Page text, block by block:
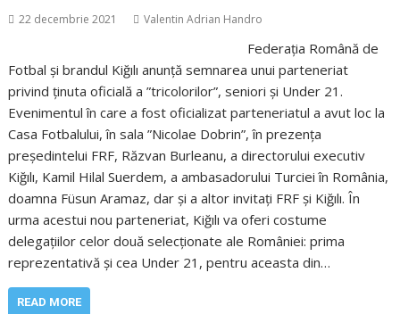
22 decembrie 2021 Valentin Adrian Handro
Federația Română de
Fotbal și brandul Kiğılı anunță semnarea unui parteneriat
privind ținuta oficială a ”tricolorilor”, seniori și Under 21.
Evenimentul în care a fost oficializat parteneriatul a avut loc la
Casa Fotbalului, în sala ”Nicolae Dobrin”, în prezența
președintelui FRF, Răzvan Burleanu, a directorului executiv
Kiğılı, Kamil Hilal Suerdem, a ambasadorului Turciei în România,
doamna Füsun Aramaz, dar și a altor invitați FRF și Kiğılı. În
urma acestui nou parteneriat, Kiğılı va oferi costume
delegațiilor celor două selecționate ale României: prima
reprezentativă și cea Under 21, pentru aceasta din…
READ MORE